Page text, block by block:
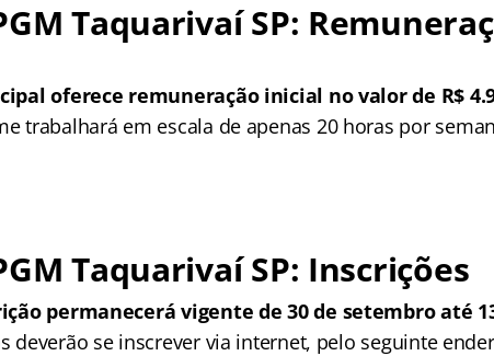
Taquarivaí SP:
oferece remuneração inicial no valor de R$
trabalhará em escala de apenas 20 horas por
Taquarivaí SP: Inscrições
permanecerá vigente de 30 de setembro até
deverão se inscrever via internet, pelo seguinte